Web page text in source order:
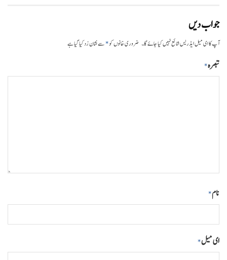
جواب دیں
آپ کا ای میل ایڈریس شائع نہیں کیا جائے گا۔ ضروری خانوں کو*سے نشان زد کیا گیا ہے
تبصرہ*
نام*
ای میل*